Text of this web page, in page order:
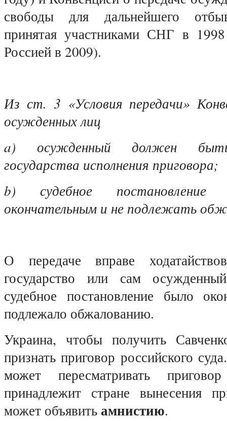
свободы для дальнейшего
принятая участниками СНГ в 1998
Россией в 2009).
Из ст. 3 «Условия передачи»
осужденных лиц
a) осужденный должен
государства исполнения приговора;
b) судебное
окончательным и не подлежать
О передаче вправе
государство или сам
судебное постановление было
подлежало обжалованию.
Украина, чтобы получить
признать приговор российского
может пересматривать
принадлежит стране вынесения
может объявить амнистию.